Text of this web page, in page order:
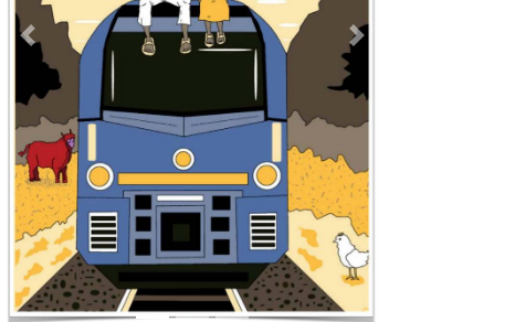
Previous Next